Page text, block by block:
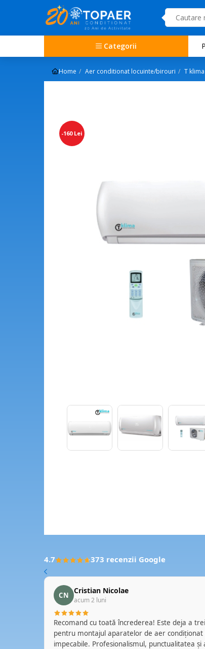
Categorii
Home Aer conditionat locuinte/birouri T klima
-160 Lei
4.7 373 recenzii Google
CN Cristian Nicolae
acum 2 luni
Recomand cu toată încrederea! Este deja a treia oară când apelez la această echipă
pentru montajul aparatelor de aer condiționat și, de fiecare dată, serviciile au fost
impecabile. Profesionalismul, punctualitatea